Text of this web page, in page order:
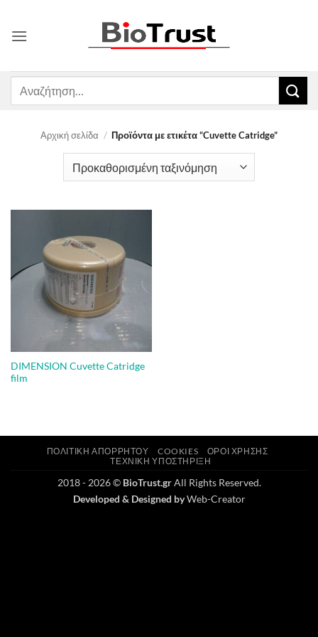
περιεχόμενο
Αναζήτηση
Αρχική σελίδα / Προϊόντα με ετικέτα “Cuvette Catridge”
DIMENSION Cuvette Catridge
film
ΠΟΛΙΤΙΚΉ ΑΠΟΡΡΉΤΟΥ COOKIES
ΌΡΟΙ ΧΡΉΣΗΣ
ΤΕΧΝΙΚΉ ΥΠΟΣΤΉΡΙΞΗ
2018 - 2026 © BioTrust.grAll Rights Reserved.
Developed & Designed byWeb-Creator